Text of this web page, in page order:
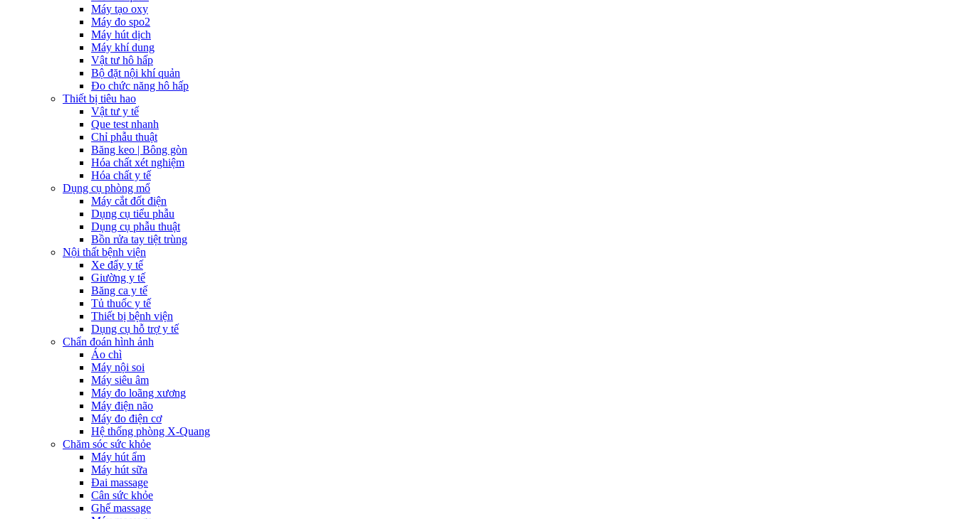
Máy tạo oxy
Máy đo spo2
Máy hút dịch
Máy khí dung
Vật tư hô hấp
Bộ đặt nội khí quản
Đo chức năng hô hấp
Thiết bị tiêu hao
Vật tư y tế
Que test nhanh
Chỉ phẫu thuật
Băng keo | Bông gòn
Hóa chất xét nghiệm
Hóa chất y tế
Dụng cụ phòng mổ
Máy cắt đốt điện
Dụng cụ tiểu phẫu
Dụng cụ phẫu thuật
Bồn rửa tay tiệt trùng
Nội thất bệnh viện
Xe đẩy y tế
Giường y tế
Băng ca y tế
Tủ thuốc y tế
Thiết bị bệnh viện
Dụng cụ hỗ trợ y tế
Chẩn đoán hình ảnh
Áo chì
Máy nội soi
Máy siêu âm
Máy đo loãng xương
Máy điện não
Máy đo điện cơ
Hệ thống phòng X-Quang
Chăm sóc sức khỏe
Máy hút ẩm
Máy hút sữa
Đai massage
Cân sức khỏe
Ghế massage